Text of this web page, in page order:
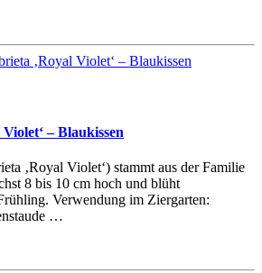
– Blaukissen
‚Royal Violet‘) stammt aus der Familie
8 bis 10 cm hoch und blüht
Verwendung im Ziergarten:
…